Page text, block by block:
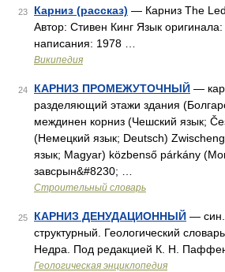
23 Карниз (рассказ) — Карниз The
Автор: Стивен Кинг Язык оригинала:
написания: 1978 …
Википедия
24 КАРНИЗ ПРОМЕЖУТОЧНЫЙ —
разделяющий этажи здания
междинен корниз (Чешский язык;
(Немецкий язык; Deutsch)
язык; Magyar) közbenső párkány
завсрын&#8230; …
Строительный словарь
25 КАРНИЗ ДЕНУДАЦИОННЫЙ — син.
структурный. Геологический
Недра. Под редакцией К. Н.
Геологическая энциклопедия